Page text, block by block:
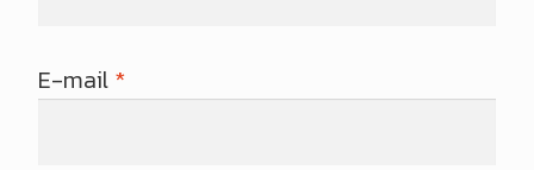
E-mail *